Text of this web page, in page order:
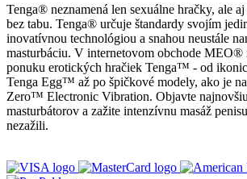
Tenga® neznamená len sexuálne hračky, ale
bez tabu. Tenga® určuje štandardy svojím
inovatívnou technológiou a snahou neustále
masturbáciu. V internetovom obchode MEO®
ponuku erotických hračiek Tenga™ - od
Tenga Egg™ až po špičkové modely, ako je
Zero™ Electronic Vibration. Objavte
masturbátorov a zažite intenzívnu masáž
nezažili.